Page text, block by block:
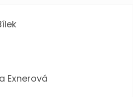
obchodu je 5 z 5 hvězdiček.
Exnerová
obchodu je 5 z 5 hvězdiček.